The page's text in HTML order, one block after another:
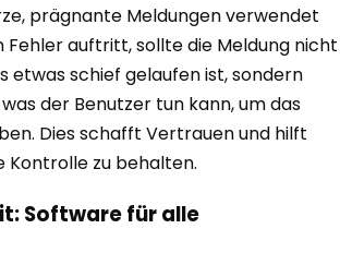
prägnante Meldungen verwendet
Fehler auftritt, sollte die Meldung nicht
etwas schief gelaufen ist, sondern
der Benutzer tun kann, um das
Dies schafft Vertrauen und hilft
Kontrolle zu behalten.
Software für alle